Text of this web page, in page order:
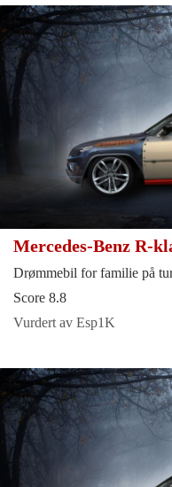
Mercedes-Benz R-
Drømmebil for familie på
Score 8.8
Vurdert av Esp1K